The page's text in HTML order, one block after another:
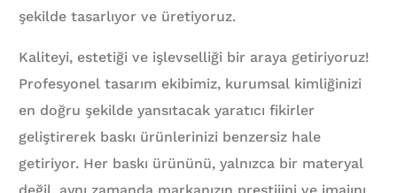
şekilde tasarlıyor ve üretiyoruz.
Kaliteyi, estetiği ve işlevselliği bir araya getiriyoruz!
Profesyonel tasarım ekibimiz, kurumsal kimliğinizi
en doğru şekilde yansıtacak yaratıcı fikirler
geliştirerek baskı ürünlerinizi benzersiz hale
getiriyor. Her baskı ürününü, yalnızca bir materyal